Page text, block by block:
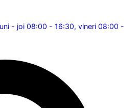
- joi 08:00 - 16:30, vineri 08:00 -